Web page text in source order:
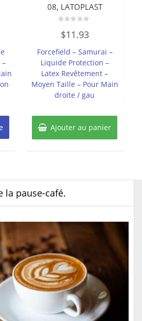
08, LATOPLAST
0
sur
$11.93
Forcefield – Samurai –
Liquide Protection –
Latex Revêtement –
Moyen Taille – Pour Main
droite / gau
Ajouter au panier
la pause-café.